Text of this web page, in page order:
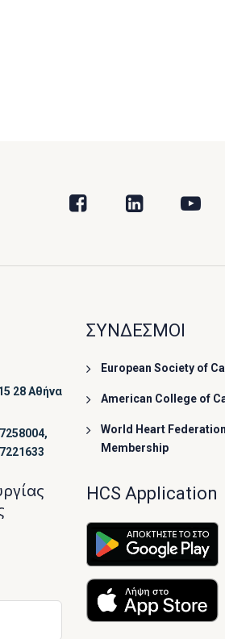
28 Αθήνα
ΣΥΝΔΕΣΜΟΙ
European Society of
American College of
World Heart Federation
Membership
HCS Application